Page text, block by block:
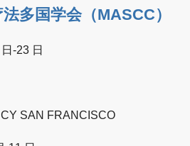
多国学会（MASCC）
-23 日
SAN FRANCISCO